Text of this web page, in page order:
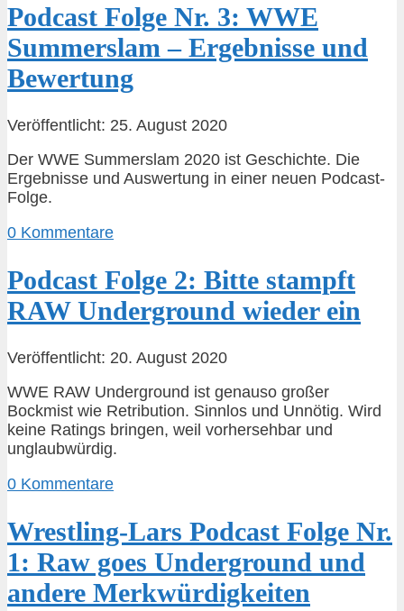
Podcast Folge Nr. 3: WWE
Summerslam – Ergebnisse und
Bewertung
Veröffentlicht: 25. August 2020
Der WWE Summerslam 2020 ist Geschichte. Die
Ergebnisse und Auswertung in einer neuen Podcast-
Folge.
0 Kommentare
Podcast Folge 2: Bitte stampft
RAW Underground wieder ein
Veröffentlicht: 20. August 2020
WWE RAW Underground ist genauso großer
Bockmist wie Retribution. Sinnlos und Unnötig. Wird
keine Ratings bringen, weil vorhersehbar und
unglaubwürdig.
0 Kommentare
Wrestling-Lars Podcast Folge Nr.
1: Raw goes Underground und
andere Merkwürdigkeiten